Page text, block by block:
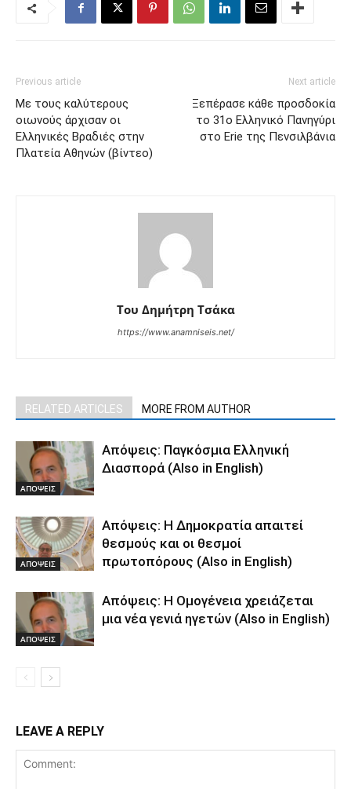
Previous article
Με τους καλύτερους
οιωνούς άρχισαν οι
Ελληνικές Βραδιές στην
Πλατεία Αθηνών (βίντεο)
Next article
Ξεπέρασε κάθε προσδοκία
το 31ο Ελληνικό Πανηγύρι
στο Erie της Πενσιλβάνια
Του Δημήτρη Τσάκα
https://www.anamniseis.net/
RELATED ARTICLES MORE FROM AUTHOR
ΑΠΟΨΕΙΣ
Απόψεις: Παγκόσμια Ελληνική
Διασπορά (Also in English)
ΑΠΟΨΕΙΣ
Απόψεις: Η Δημοκρατία απαιτεί
θεσμούς και οι θεσμοί
πρωτοπόρους (Also in English)
ΑΠΟΨΕΙΣ
Απόψεις: Η Ομογένεια χρειάζεται
μια νέα γενιά ηγετών (Also in English)
LEAVE A REPLY